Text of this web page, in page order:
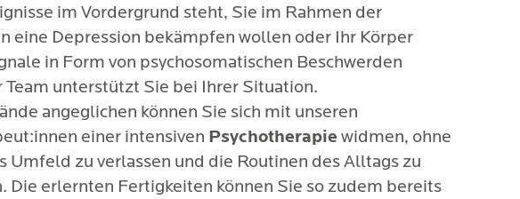
im Vordergrund steht, Sie im Rahmen der
eine Depression bekämpfen wollen oder Ihr Körper
in Form von psychosomatischen Beschwerden
Team unterstützt Sie bei Ihrer Situation.
angeglichen können Sie sich mit unseren
einer intensiven Psychotherapie widmen, ohne
Umfeld zu verlassen und die Routinen des Alltags zu
Die erlernten Fertigkeiten können Sie so zudem bereits